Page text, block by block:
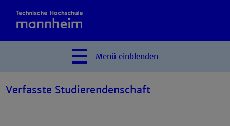
Menü einblenden
Verfasste Studierendenschaft